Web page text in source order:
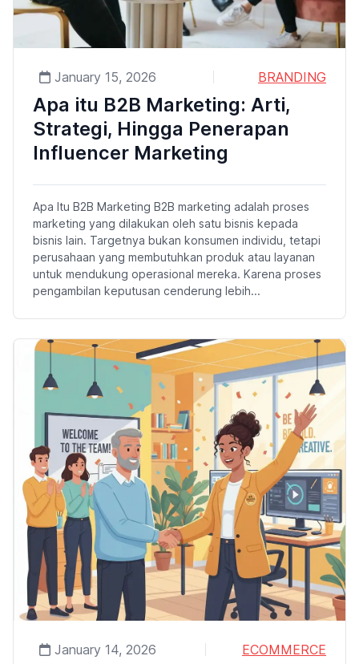
January 15, 2026 BRANDING
Apa itu B2B Marketing: Arti,
Strategi, Hingga Penerapan
Influencer Marketing
Apa Itu B2B Marketing B2B marketing adalah proses
marketing yang dilakukan oleh satu bisnis kepada
bisnis lain. Targetnya bukan konsumen individu, tetapi
perusahaan yang membutuhkan produk atau layanan
untuk mendukung operasional mereka. Karena proses
pengambilan keputusan cenderung lebih...
January 14, 2026 ECOMMERCE